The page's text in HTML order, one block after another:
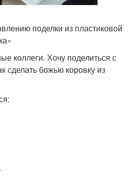
поделки из пластиковой
коллеги. Хочу поделиться с
сделать божью коровку из